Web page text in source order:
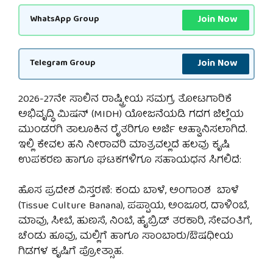
WhatsApp Group Join Now
Telegram Group Join Now
2026-27ನೇ ಸಾಲಿನ ರಾಷ್ಟ್ರೀಯ ಸಮಗ್ರ ತೋಟಗಾರಿಕೆ
ಅಭಿವೃದ್ಧಿ ಮಿಷನ್ (MIDH) ಯೋಜನೆಯಡಿ ಗದಗ ಜಿಲ್ಲೆಯ
ಮುಂಡರಗಿ ತಾಲೂಕಿನ ರೈತರಿಗೂ ಅರ್ಜಿ ಆಹ್ವಾನಿಸಲಾಗಿದೆ.
ಇಲ್ಲಿ ಕೇವಲ ಹನಿ ನೀರಾವರಿ ಮಾತ್ರವಲ್ಲದೆ ಹಲವು ಕೃಷಿ
ಉಪಕರಣ ಹಾಗೂ ಘಟಕಗಳಿಗೂ ಸಹಾಯಧನ ಸಿಗಲಿದೆ:
ಹೊಸ ಪ್ರದೇಶ ವಿಸ್ತರಣೆ: ಕಂದು ಬಾಳೆ, ಅಂಗಾಂಶ ಬಾಳೆ
(Tissue Culture Banana), ಪಪ್ಪಾಯ, ಅಂಜೂರ, ದಾಳಿಂಬೆ,
ಮಾವು, ಸೀಬೆ, ಹುಣಸೆ, ನಿಂಬೆ, ಹೈಬ್ರಿಡ್ ತರಕಾರಿ, ಸೇವಂತಿಗೆ,
ಚೆಂಡು ಹೂವು, ಮಲ್ಲಿಗೆ ಹಾಗೂ ಸಾಂಬಾರು/ಔಷಧೀಯ
ಗಿಡಗಳ ಕೃಷಿಗೆ ಪ್ರೋತ್ಸಾಹ.